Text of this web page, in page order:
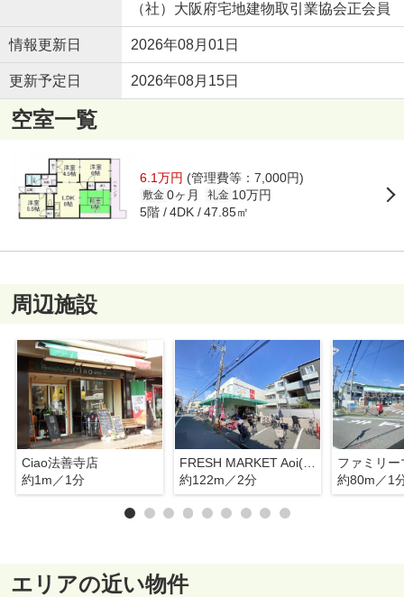
（社）大阪府宅地建物取引業協会正会員
情報更新日 2026年08月01日
更新予定日 2026年08月15日
空室一覧
6.1万円 (管理費等：7,000円)
敷金 0ヶ月 礼金 10万円
5階 4DK 47.85㎡
周辺施設
Ciao法善寺店
約1m／1分
FRESH MARKET Aoi(フレッシュマーケットアオイ) 柏原法善寺駅前店
約122m／2分
約80m／1
エリアの近い物件